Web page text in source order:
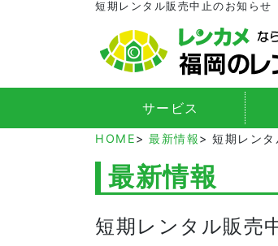
短期レンタル販売中止のお知らせ
サービス
HOME> 最新情報> 短期レンタ
最新情報
短期レンタル販売